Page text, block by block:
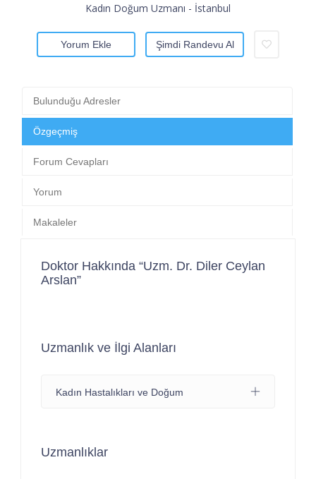
Kadın Doğum Uzmanı - İstanbul
Yorum Ekle Şimdi Randevu Al
Bulunduğu Adresler
Özgeçmiş
Forum Cevapları
Yorum
Makaleler
Doktor Hakkında “Uzm. Dr. Diler Ceylan
Arslan”
Uzmanlık ve İlgi Alanları
Kadın Hastalıkları ve Doğum
Uzmanlıklar